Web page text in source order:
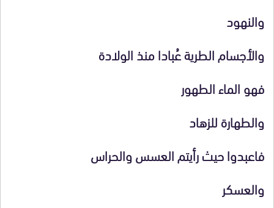
والنهود
والأجسام الطرية عُبادا منذ الولادة
فهو الماء الطهور
والطهارة للزهاد
فاعبدوا حيث رأيتم العسس والحراس
والعسكر